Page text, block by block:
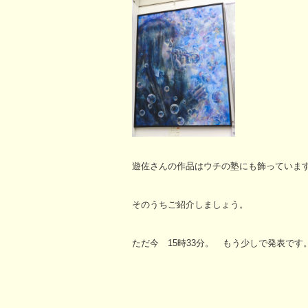
遊佐さんの作品はウチの塾にも飾っていま
そのうちご紹介しましょう。
ただ今 15時33分。 もう少しで発表です